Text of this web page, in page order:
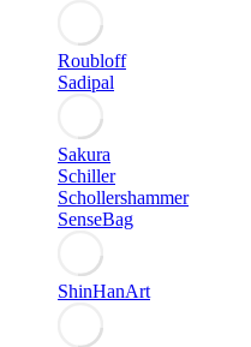
Roubloff
Sadipal
Sakura
Schiller
Schollershammer
SenseBag
ShinHanArt